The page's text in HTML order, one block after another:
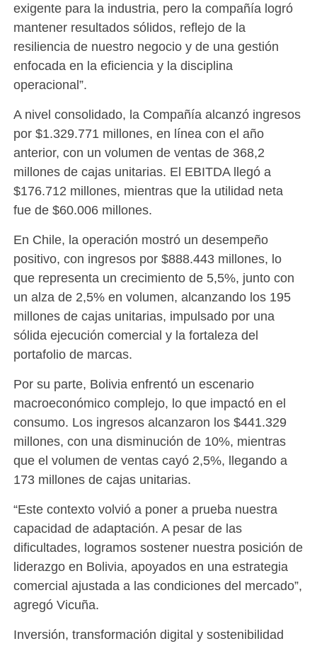
exigente para la industria, pero la compañía logró
mantener resultados sólidos, reflejo de la
resiliencia de nuestro negocio y de una gestión
enfocada en la eficiencia y la disciplina
operacional”.
A nivel consolidado, la Compañía alcanzó ingresos
por $1.329.771 millones, en línea con el año
anterior, con un volumen de ventas de 368,2
millones de cajas unitarias. El EBITDA llegó a
$176.712 millones, mientras que la utilidad neta
fue de $60.006 millones.
En Chile, la operación mostró un desempeño
positivo, con ingresos por $888.443 millones, lo
que representa un crecimiento de 5,5%, junto con
un alza de 2,5% en volumen, alcanzando los 195
millones de cajas unitarias, impulsado por una
sólida ejecución comercial y la fortaleza del
portafolio de marcas.
Por su parte, Bolivia enfrentó un escenario
macroeconómico complejo, lo que impactó en el
consumo. Los ingresos alcanzaron los $441.329
millones, con una disminución de 10%, mientras
que el volumen de ventas cayó 2,5%, llegando a
173 millones de cajas unitarias.
“Este contexto volvió a poner a prueba nuestra
capacidad de adaptación. A pesar de las
dificultades, logramos sostener nuestra posición de
liderazgo en Bolivia, apoyados en una estrategia
comercial ajustada a las condiciones del mercado”,
agregó Vicuña.
Inversión, transformación digital y sostenibilidad